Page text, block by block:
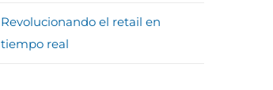
Revolucionando el retail en
tiempo real